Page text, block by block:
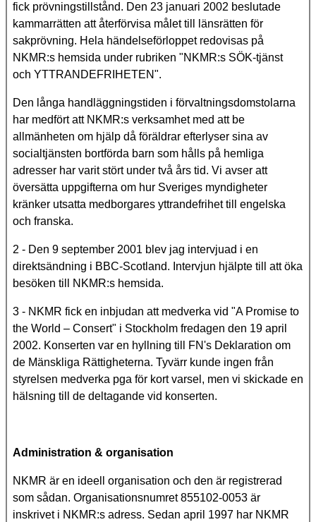
fick prövningstillstånd. Den 23 januari 2002 beslutade
kammarrätten att återförvisa målet till länsrätten för
sakprövning. Hela händelseförloppet redovisas på
NKMR:s hemsida under rubriken "NKMR:s SÖK-tjänst
och YTTRANDEFRIHETEN".
Den långa handläggningstiden i förvaltningsdomstolarna
har medfört att NKMR:s verksamhet med att be
allmänheten om hjälp då föräldrar efterlyser sina av
socialtjänsten bortförda barn som hålls på hemliga
adresser har varit stört under två års tid. Vi avser att
översätta uppgifterna om hur Sveriges myndigheter
kränker utsatta medborgares yttrandefrihet till engelska
och franska.
2 - Den 9 september 2001 blev jag intervjuad i en
direktsändning i BBC-Scotland. Intervjun hjälpte till att öka
besöken till NKMR:s hemsida.
3 - NKMR fick en inbjudan att medverka vid "A Promise to
the World – Consert" i Stockholm fredagen den 19 april
2002. Konserten var en hyllning till FN's Deklaration om
de Mänskliga Rättigheterna. Tyvärr kunde ingen från
styrelsen medverka pga för kort varsel, men vi skickade en
hälsning till de deltagande vid konserten.
Administration & organisation
NKMR är en ideell organisation och den är registrerad
som sådan. Organisationsnumret 855102-0053 är
inskrivet i NKMR:s adress. Sedan april 1997 har NKMR